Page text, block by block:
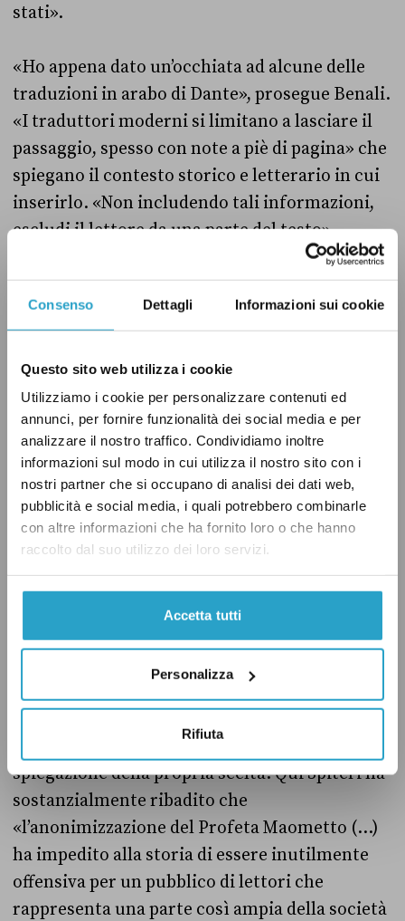
Consenso Dettagli Informazioni sui cookie
Questo sito web utilizza i cookie
Utilizziamo i cookie per personalizzare contenuti ed
annunci, per fornire funzionalità dei social media e per
analizzare il nostro traffico. Condividiamo inoltre
informazioni sul modo in cui utilizza il nostro sito con i
nostri partner che si occupano di analisi dei dati web,
pubblicità e social media, i quali potrebbero combinarle
con altre informazioni che ha fornito loro o che hanno
raccolto dal suo utilizzo dei loro servizi.
Accetta tutti
Personalizza
Rifiuta
stati».
«Ho appena dato un’occhiata ad alcune delle
traduzioni in arabo di Dante», prosegue Benali.
«I traduttori moderni si limitano a lasciare il
passaggio, spesso con note a piè di pagina» che
spiegano il contesto storico e letterario in cui
inserirlo. «Non includendo tali informazioni,
escludi il lettore da una parte del testo»,
conclude lo scrittore olandese-marocchino.
Altri traduttori olandesi di Dante, citati
nell’articolo, hanno parlato di un episodio di
cancel culture– cioè quell’insieme di
comportamenti collettivi tesi a eliminare dal
discorso pubblico personaggi, opere ed eventi
oggi ritenuti immorali – e di una scelta
sbagliata, che priva dei lettori abbastanza
grandi (il libro è per studenti dai 15 anni in su)
della possibilità di discutere apertamente della
questione. Che uno scrittore cristiano del
Medioevo abbia opinioni “medievali” su
Maometto non dovrebbe infatti essere un
concetto difficile da capire.
una più ampia
spiegazione della propria scelta. Qui Spiteri ha
sostanzialmente ribadito che
«l’anonimizzazione del Profeta Maometto (…)
ha impedito alla storia di essere inutilmente
offensiva per un pubblico di lettori che
rappresenta una parte così ampia della società